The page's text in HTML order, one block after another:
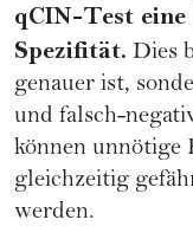
qCIN-Test
Spezifität. Dies
genauer ist,
und falsch-
können unnötige
gleichzeitig
werden.